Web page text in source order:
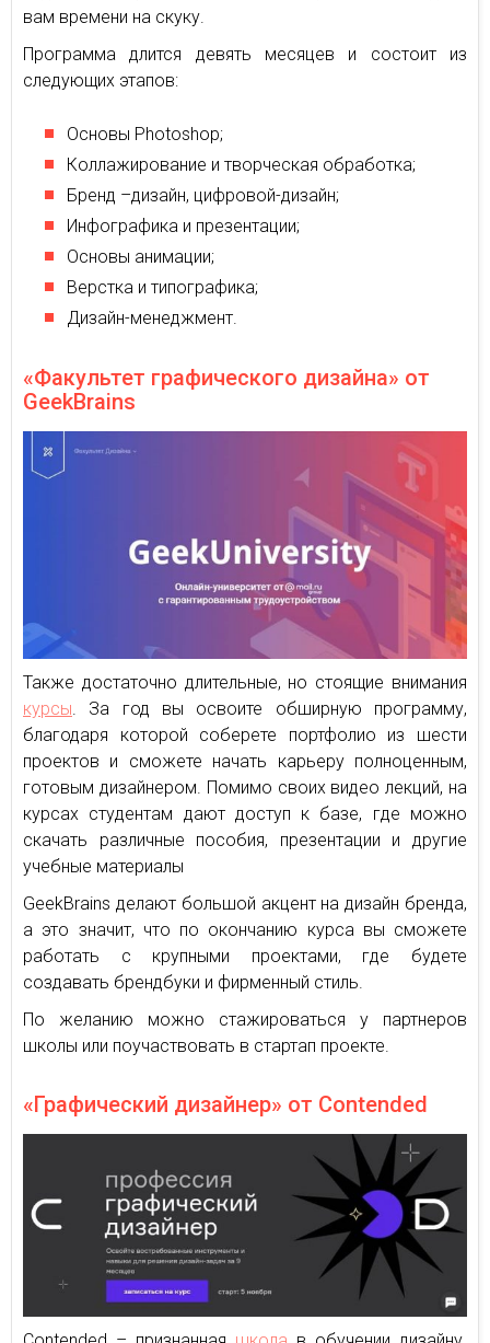
вам времени на скуку.
Программа длится девять месяцев и состоит из
следующих этапов:
Основы Photoshop;
Коллажирование и творческая обработка;
Бренд –дизайн, цифровой-дизайн;
Инфографика и презентации;
Основы анимации;
Верстка и типографика;
Дизайн-менеджмент.
«Факультет графического дизайна» от
GeekBrains
Также достаточно длительные, но стоящие внимания
курсы. За год вы освоите обширную программу,
благодаря которой соберете портфолио из шести
проектов и сможете начать карьеру полноценным,
готовым дизайнером. Помимо своих видео лекций, на
курсах студентам дают доступ к базе, где можно
скачать различные пособия, презентации и другие
учебные материалы
GeekBrains делают большой акцент на дизайн бренда,
а это значит, что по окончанию курса вы сможете
работать с крупными проектами, где будете
создавать брендбуки и фирменный стиль.
По желанию можно стажироваться у партнеров
школы или поучаствовать в стартап проекте.
«Графический дизайнер» от Contended